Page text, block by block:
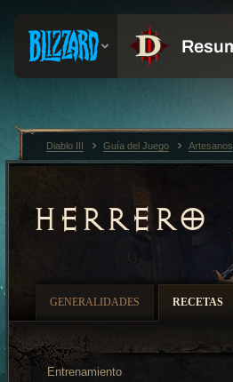
HERRERO
GENERALIDADES RECETAS
Entrenamiento
Diablo III Guía del Juego Artesanos